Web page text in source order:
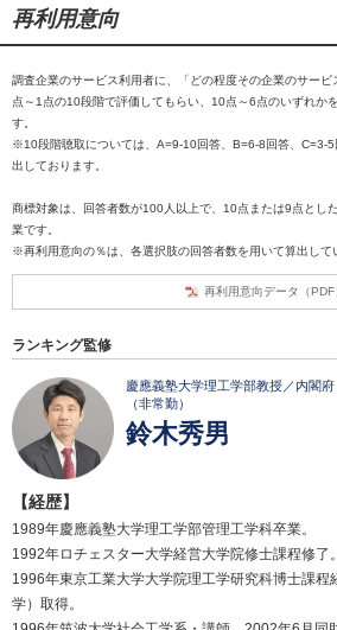
再利用意向
調査企業のサービス利用者に、「どの程度その企業のサー
点～1点の10段階で評価してもらい、10点～6点のいずれか
す。
※10段階聴取については、A=9-10回答、B=6-8回答、C=3-
出しております。
商標対象は、回答者数が100人以上で、10点または9点とし
業です。
※再利用意向の％は、各選択肢の回答者数を用いて算出して
再利用意向データ（PDF
ランキング監修
慶應義塾大学理工学部教授／内閣
（非常勤）
鈴木秀男
【経歴】
1989年慶應義塾大学理工学部管理工学科卒業。
1992年ロチェスター大学経営大学院修士課程修了。
1996年東京工業大学大学院理工学研究科博士課程
学）取得。